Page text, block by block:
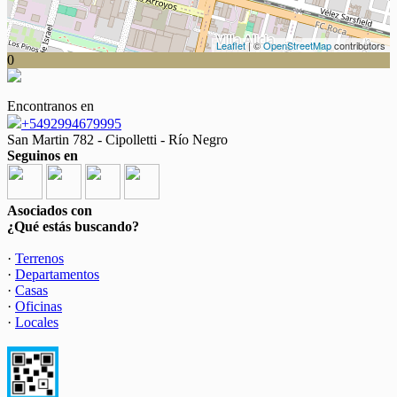
Leaflet| ©OpenStreetMapcontributors
0
Encontranos en
+5492994679995
San Martin 782 - Cipolletti - Río Negro
Seguinos en
Asociados con
¿Qué estás buscando?
· Terrenos
· Departamentos
· Casas
· Oficinas
· Locales